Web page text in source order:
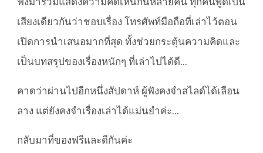
เสียงเดียวกันว่าชอบเรื่อง โทรศัพท์มือถือที่เล่าไว้ตอน
เปิดการนำเสนอมากที่สุด ทั้งช่วยกระตุ้นความคิดและ
เป็นบทสรุปของเรื่องหนักๆ ที่เล่าไปได้ดี...
คาดว่าผ่านไปอีกหนึ่งสัปดาห์ ผู้ฟังคงจำสไลด์ได้เลือน
ลาง แต่ยังคงจำเรื่องเล่าได้แม่นยำค่ะ...
กลับมาที่ของฟรีและดีกันค่ะ